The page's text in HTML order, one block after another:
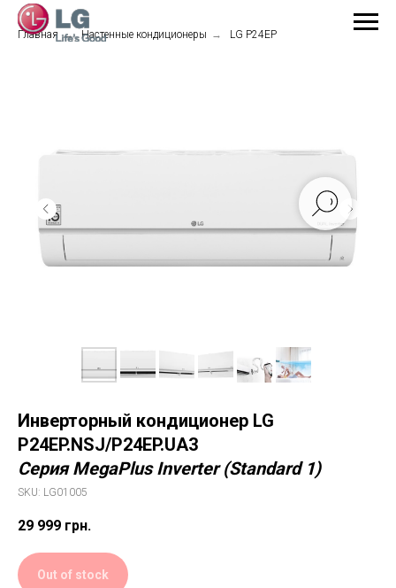
Главная → Настенные кондиционеры → LG P24EP
Инверторный кондиционер LG
P24EP.NSJ/P24EP.UA3
Серия MegaPlus Inverter (Standard 1)
SKU: LG01005
29 999 грн.
Out of stock